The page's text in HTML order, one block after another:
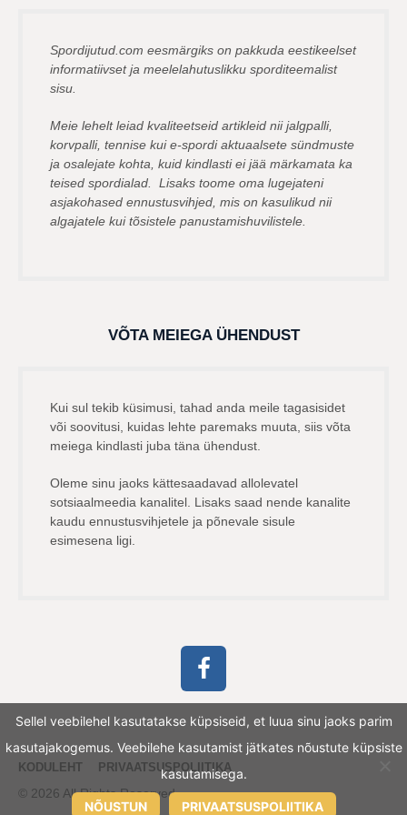
Spordijutud.com eesmärgiks on pakkuda eestikeelset
informatiivset ja meelelahutuslikku sporditeemalist
sisu.
Meie lehelt leiad kvaliteetseid artikleid nii jalgpalli,
korvpalli, tennise kui e-spordi aktuaalsete sündmuste
ja osalejate kohta, kuid kindlasti ei jää märkamata ka
teised spordialad. Lisaks toome oma lugejateni
asjakohased ennustusvihjed, mis on kasulikud nii
algajatele kui tõsistele panustamishuvilistele.
VÕTA MEIEGA ÜHENDUST
Kui sul tekib küsimusi, tahad anda meile tagasisidet
või soovitusi, kuidas lehte paremaks muuta, siis võta
meiega kindlasti juba täna ühendust.
Oleme sinu jaoks kättesaadavad allolevatel
sotsiaalmeedia kanalitel. Lisaks saad nende kanalite
kaudu ennustusvihjetele ja põnevale sisule
esimesena ligi.
KODULEHT PRIVAATSUSPOLIITIKA
© 2026 All Rights Reserved.
Sellel veebilehel kasutatakse küpsiseid, et luua sinu jaoks parim
kasutajakogemus. Veebilehe kasutamist jätkates nõustute küpsiste
kasutamisega.
NÕUSTUN PRIVAATSUSPOLIITIKA